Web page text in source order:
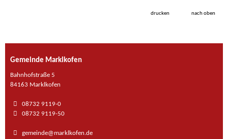
drucken nach oben
Gemeinde Marklkofen
Bahnhofstraße 5
84163 Marklkofen
08732 9119-0
08732 9119-50
gemeinde@marklkofen.de